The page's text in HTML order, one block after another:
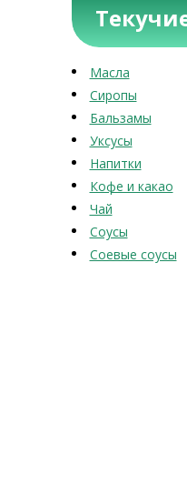
Масла
Сиропы
Бальзамы
Уксусы
Напитки
Кофе и какао
Чай
Соусы
Соевые соусы